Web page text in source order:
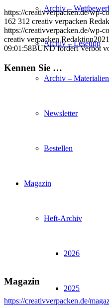
Archiv –
Archiv – Lesetipp
Archiv – Materialien
Newsletter
Bestellen
Magazin
Heft-Archiv
2026
2025
https://creativverpacken.de/wp-
162 312 creativ verpacken
https://creativverpacken.de/wp-
creativ verpacken Redaktion
09:01:58BUND fordert Verbot
Kennen Sie …
Magazin
https://creativverpacken.de/